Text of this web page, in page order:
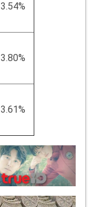
3.54%
3.80%
3.61%